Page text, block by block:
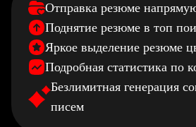
Отправка резюме
Поднятие резюме в топ
Яркое выделение резюме
Подробная статистика по
Безлимитная генерация
писем